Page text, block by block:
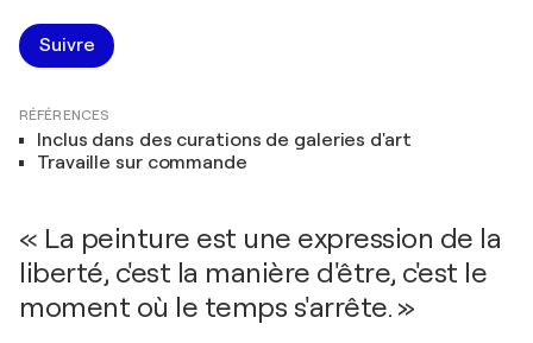
Suivre
RÉFÉRENCES
Inclus dans des curations de galeries d'art
Travaille sur commande
« La peinture est une expression de la
liberté, c'est la manière d'être, c'est le
moment où le temps s'arrête. »